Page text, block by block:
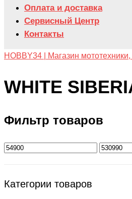
Оплата и доставка
Сервисный Центр
Контакты
HOBBY34 | Магазин
WHITE
Фильтр товаров
Категории товаров